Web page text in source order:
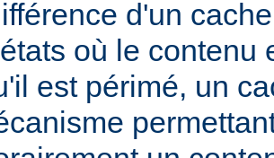
d'un
où le contenu
est périmé, un